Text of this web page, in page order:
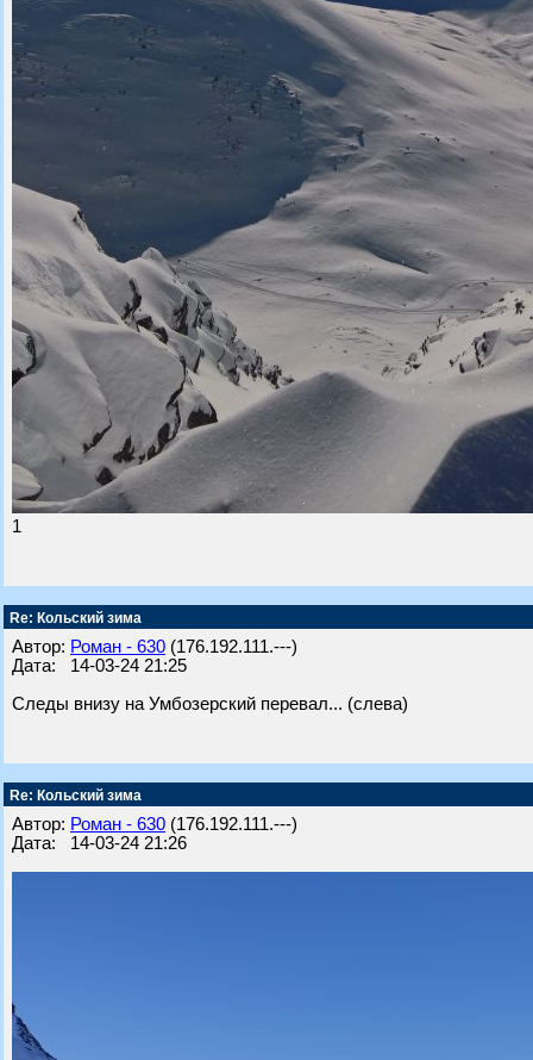
1
Re: Кольский зима
Автор: Роман - 630 (176.192.111.---)
Дата: 14-03-24 21:25
Следы внизу на Умбозерский перевал... (слева)
Re: Кольский зима
Автор: Роман - 630 (176.192.111.---)
Дата: 14-03-24 21:26